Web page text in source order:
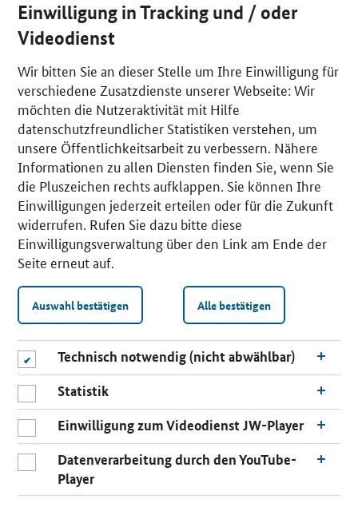
n
Einwilligung in Tracking und / oder
Videodienst
Wir bitten Sie an dieser Stelle um Ihre Einwilligung für
verschiedene Zusatzdienste unserer Webseite: Wir
möchten die Nutzeraktivität mit Hilfe
datenschutzfreundlicher Statistiken verstehen, um
unsere Öffentlichkeitsarbeit zu verbessern. Nähere
Informationen zu allen Diensten finden Sie, wenn Sie
die Pluszeichen rechts aufklappen. Sie können Ihre
Einwilligungen jederzeit erteilen oder für die Zukunft
widerrufen. Rufen Sie dazu bitte diese
Einwilligungsverwaltung über den Link am Ende der
Seite erneut auf.
Auswahl bestätigen Alle bestätigen
Technisch notwendig (nicht abwählbar)
Statistik
Einwilligung zum Videodienst JW-Player
Datenverarbeitung durch den YouTube-
Player